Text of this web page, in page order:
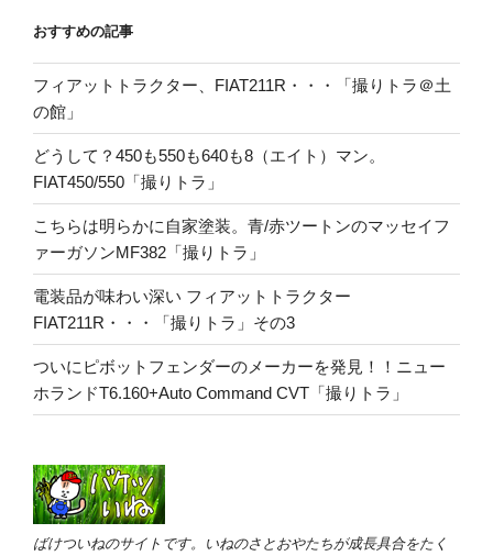
おすすめの記事
フィアットトラクター、FIAT211R・・・「撮りトラ＠土
の館」
どうして？450も550も640も8（エイト）マン。
FIAT450/550「撮りトラ」
こちらは明らかに自家塗装。青/赤ツートンのマッセイフ
ァーガソンMF382「撮りトラ」
電装品が味わい深い フィアットトラクター
FIAT211R・・・「撮りトラ」その3
ついにピボットフェンダーのメーカーを発見！！ニュー
ホランドT6.160+Auto Command CVT「撮りトラ」
ばけついねのサイトです。いねのさとおやたちが成長具合をたく